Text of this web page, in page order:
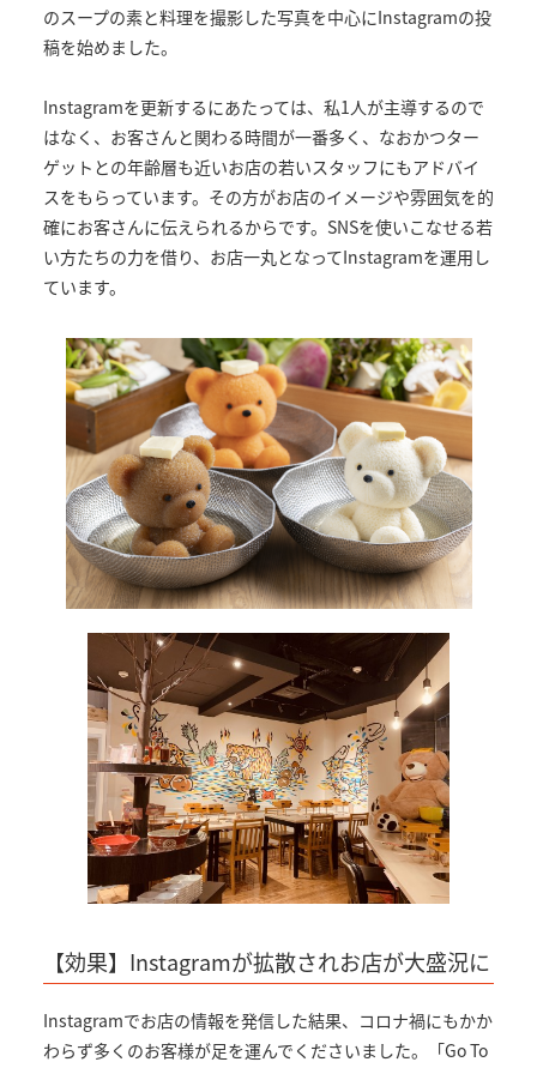
のスープの素と料理を撮影した写真を中心にInstagramの投
稿を始めました。
Instagramを更新するにあたっては、私1人が主導するので
はなく、お客さんと関わる時間が一番多く、なおかつター
ゲットとの年齢層も近いお店の若いスタッフにもアドバイ
スをもらっています。その方がお店のイメージや雰囲気を的
確にお客さんに伝えられるからです。SNSを使いこなせる若
い方たちの力を借り、お店一丸となってInstagramを運用し
ています。
【効果】Instagramが拡散されお店が大盛況に
Instagramでお店の情報を発信した結果、コロナ禍にもかか
わらず多くのお客様が足を運んでくださいました。「Go To